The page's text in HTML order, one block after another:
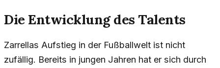
Die Entwicklung des Talents
Zarrellas Aufstieg in der Fußballwelt ist nicht
zufällig. Bereits in jungen Jahren hat er sich durch